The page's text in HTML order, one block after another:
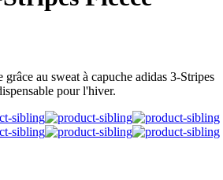
grâce au sweat à capuche adidas 3-Stripes
pour l'hiver.